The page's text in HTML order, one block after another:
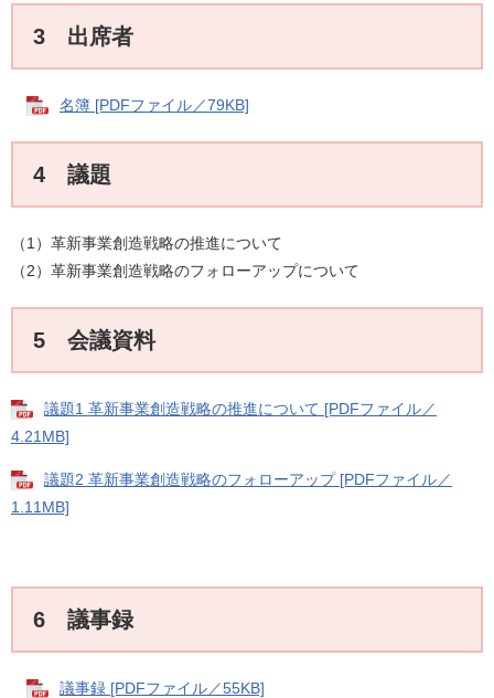
3 出席者
名簿 [PDFファイル／79KB]
4 議題
（1）革新事業創造戦略の推進について
（2）革新事業創造戦略のフォローアップについて
5 会議資料
議題1 革新事業創造戦略の推進について [PDFファイル／
4.21MB]
議題2 革新事業創造戦略のフォローアップ [PDFファイル／
1.11MB]
6 議事録
議事録 [PDFファイル／55KB]